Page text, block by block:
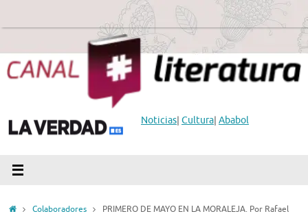
Noticias| Cultura| Ababol
InicioColaboradores
PRIMERO DE MAYO EN LA MORALEJA. Por Rafael